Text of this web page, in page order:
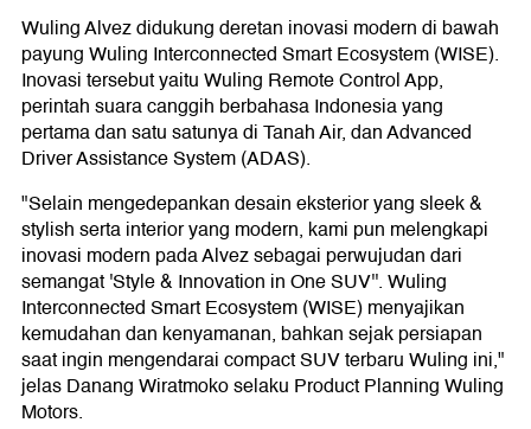
Wuling Alvez didukung deretan inovasi modern di bawah
payung Wuling Interconnected Smart Ecosystem (WISE).
Inovasi tersebut yaitu Wuling Remote Control App,
perintah suara canggih berbahasa Indonesia yang
pertama dan satu satunya di Tanah Air, dan Advanced
Driver Assistance System (ADAS).
"Selain mengedepankan desain eksterior yang sleek &
stylish serta interior yang modern, kami pun melengkapi
inovasi modern pada Alvez sebagai perwujudan dari
semangat 'Style & Innovation in One SUV''. Wuling
Interconnected Smart Ecosystem (WISE) menyajikan
kemudahan dan kenyamanan, bahkan sejak persiapan
saat ingin mengendarai compact SUV terbaru Wuling ini,"
jelas Danang Wiratmoko selaku Product Planning Wuling
Motors.